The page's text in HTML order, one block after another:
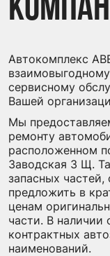
Автокомплекс
сервисному
Вашей
Мы
ремонту
расположенном
Заводская 3 Щ.
запасных
предложить в
ценам
части. В
контрактных
наименований.